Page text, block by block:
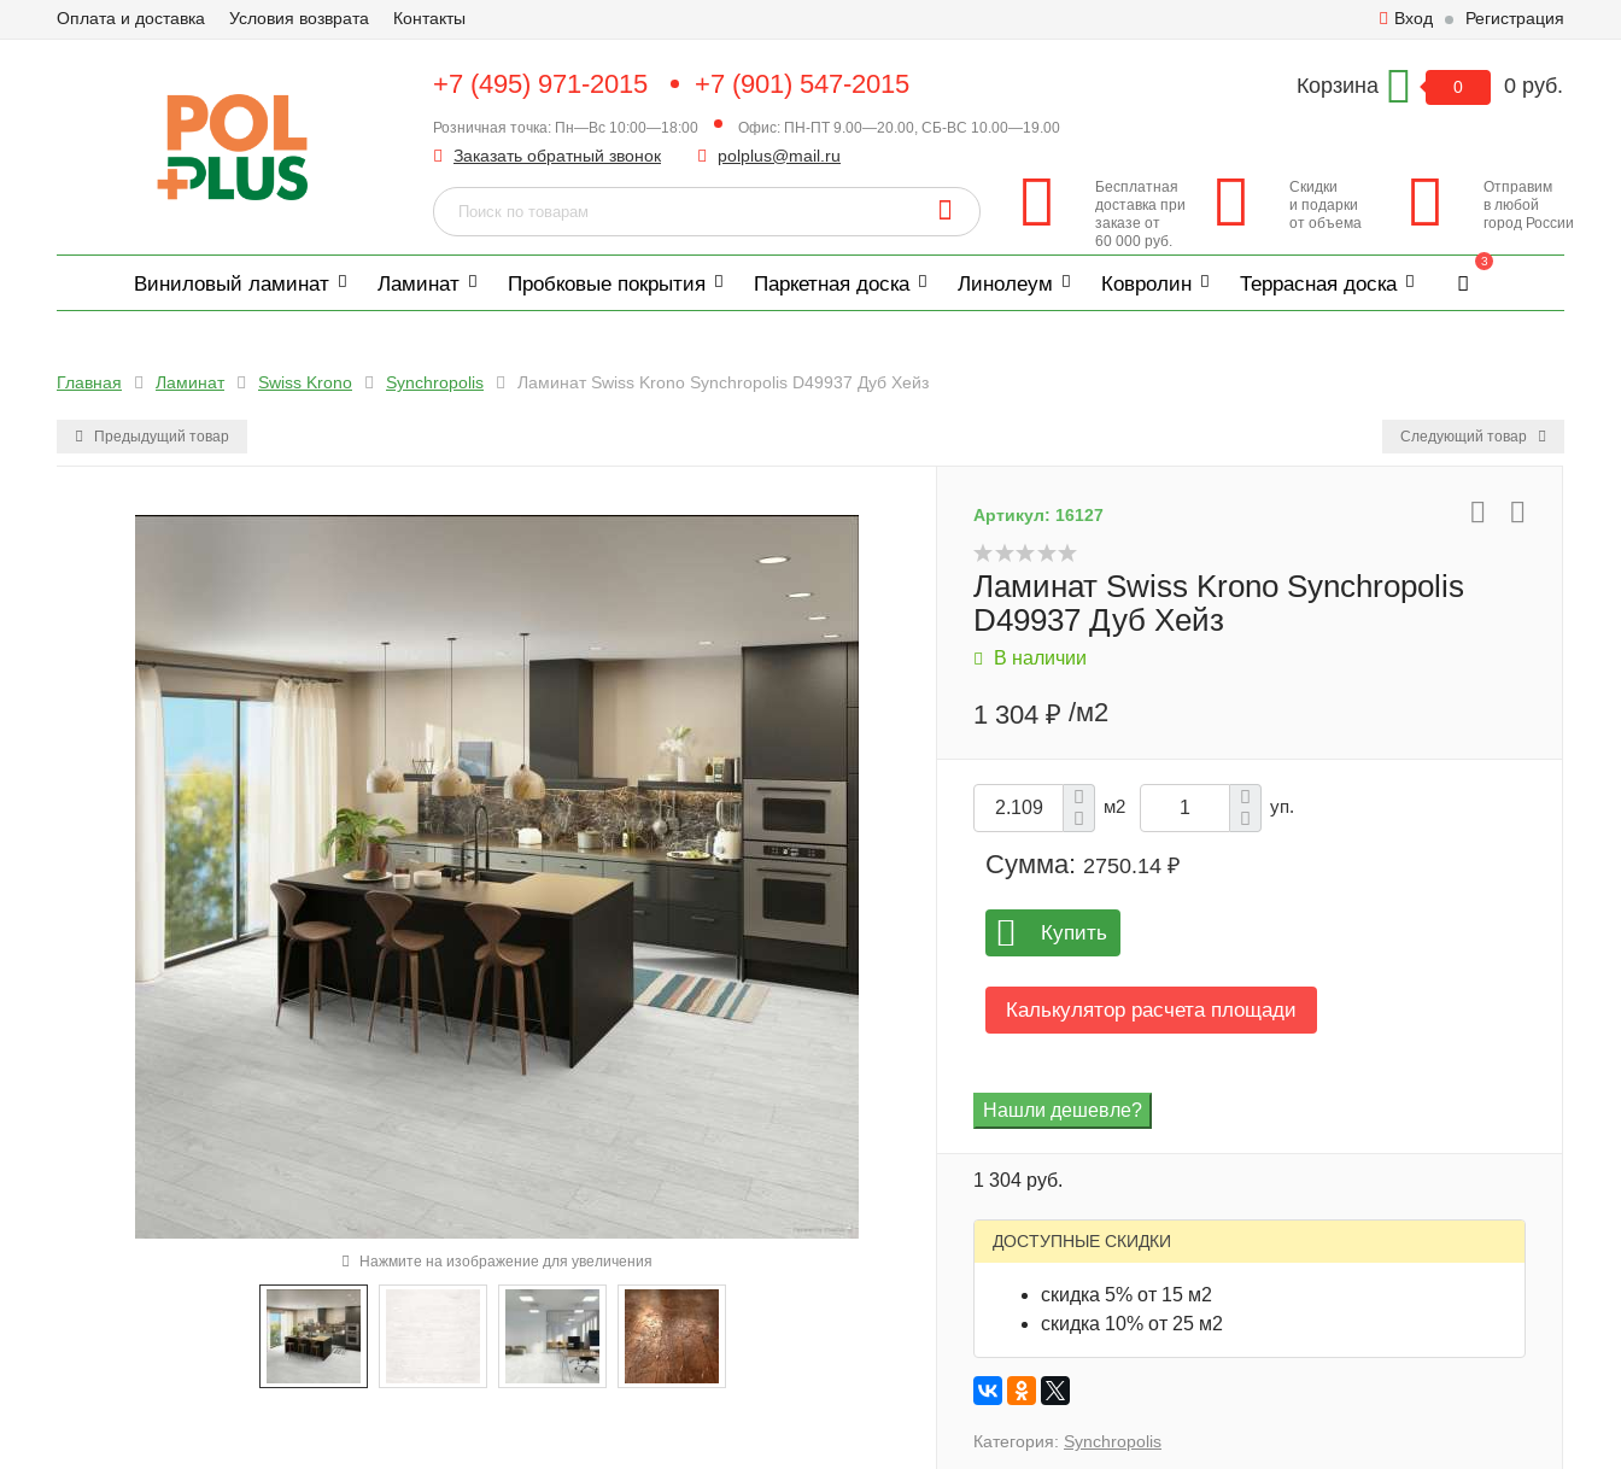
Оплата и доставка Условия возврата Контакты Вход Регистрация
+7 (495) 971-2015 +7 (901) 547-2015
Розничная точка: Пн—Вс 10:00—18:00 Офис: ПН-ПТ 9.00—20.00, СБ-ВС 10.00—19.00
Заказать обратный звонок polplus@mail.ru
Корзина 0 0 руб.
Бесплатная
доставка при
заказе от
60 000 руб.
Скидки
и подарки
от объема
Отправим
в любой
город России
Виниловый ламинат Ламинат Пробковые покрытия Паркетная доска Линолеум Ковролин Террасная доска
3
Главная Ламинат Swiss Krono Synchropolis Ламинат Swiss Krono Synchropolis D49937 Дуб Хейз
Предыдущий товар Следующий товар
Нажмите на изображение для увеличения
Артикул: 16127
Ламинат Swiss Krono Synchropolis
D49937 Дуб Хейз
В наличии
1 304 ₽ /м2
м2 уп.
Сумма: 2750.14 ₽
Купить
Калькулятор расчета площади
1 304 руб.
ДОСТУПНЫЕ СКИДКИ
скидка 5% от 15 м2
скидка 10% от 25 м2
Категория: Synchropolis